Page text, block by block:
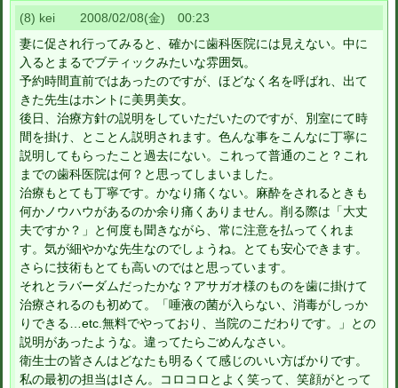
(8) kei 2008/02/08(金) 00:23
妻に促され行ってみると、確かに歯科医院には見えない。中に
入るとまるでブティックみたいな雰囲気。
予約時間直前ではあったのですが、ほどなく名を呼ばれ、出て
きた先生はホントに美男美女。
後日、治療方針の説明をしていただいたのですが、別室にて時
間を掛け、とことん説明されます。色んな事をこんなに丁寧に
説明してもらったこと過去にない。これって普通のこと？これ
までの歯科医院は何？と思ってしまいました。
治療もとても丁寧です。かなり痛くない。麻酔をされるときも
何かノウハウがあるのか余り痛くありません。削る際は「大丈
夫ですか？」と何度も聞きながら、常に注意を払ってくれま
す。気が細やかな先生なのでしょうね。とても安心できます。
さらに技術もとても高いのではと思っています。
それとラバーダムだったかな？アサガオ様のものを歯に掛けて
治療されるのも初めて。「唾液の菌が入らない、消毒がしっか
りできる…etc.無料でやっており、当院のこだわりです。」との
説明があったような。違ってたらごめんなさい。
衛生士の皆さんはどなたも明るくて感じのいい方ばかりです。
私の最初の担当はIさん。コロコロとよく笑って、笑顔がとって